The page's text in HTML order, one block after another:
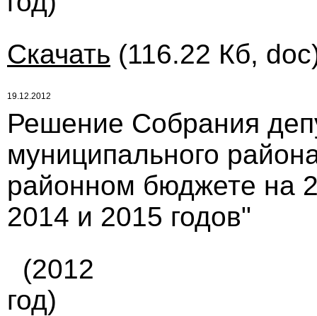
Скачать (116.22 Кб,
19.12.2012
Решение Собрания
муниципального
районном бюджете на
2014 и 2015 годов"
(2012
год)